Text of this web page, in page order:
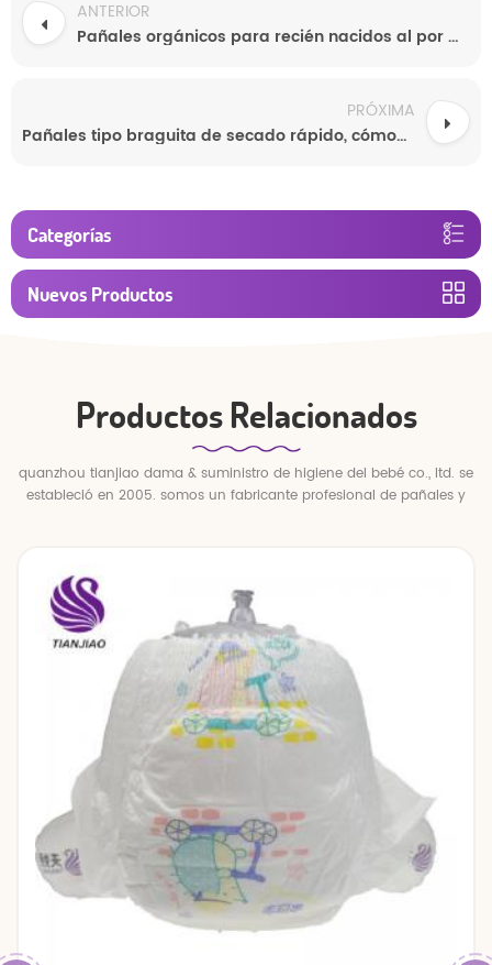
ANTERIOR
Pañales orgánicos para recién nacidos al por mayor. Muestras gratuitas. Fabricación personalizada en China.
PRÓXIMA
Pañales tipo braguita de secado rápido, cómodos y desechables para bebés activos. Braguitas de entrenamiento altamente absorbentes.
Categorías
Nuevos Productos
Productos Relacionados
quanzhou tianjiao dama & suministro de higiene del bebé co., ltd. se
estableció en 2005. somos un fabricante profesional de pañales y